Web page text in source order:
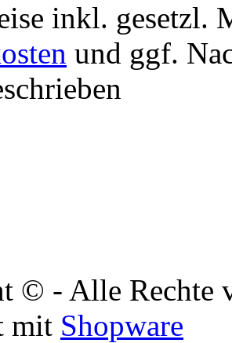
inkl. gesetzl.
und ggf.
© - Alle Rechte
mit Shopware